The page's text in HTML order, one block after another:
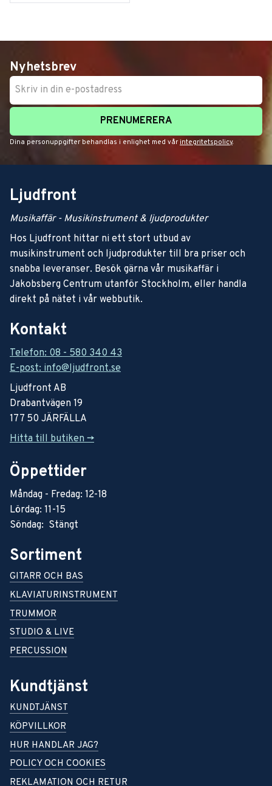
Nyhetsbrev
PRENUMERERA
Dina personuppgifter behandlas i enlighet med vår integritetspolicy.
Ljudfront
Musikaffär - Musikinstrument & ljudprodukter
Hos Ljudfront hittar ni ett stort utbud av
musikinstrument och ljudprodukter till bra priser och
snabba leveranser. Besök gärna vår musikaffär i
Jakobsberg Centrum utanför Stockholm, eller handla
direkt på nätet i vår webbutik.
Kontakt
Telefon: 08 - 580 340 43
E-post: info@ljudfront.se
Ljudfront AB
Drabantvägen 19
177 50 JÄRFÄLLA
Hitta till butiken ->
Öppettider
Måndag - Fredag: 12-18
Lördag: 11-15
Söndag: Stängt
Sortiment
GITARR OCH BAS
KLAVIATURINSTRUMENT
TRUMMOR
STUDIO & LIVE
PERCUSSION
Kundtjänst
KUNDTJÄNST
KÖPVILLKOR
HUR HANDLAR JAG?
POLICY OCH COOKIES
REKLAMATION OCH RETUR